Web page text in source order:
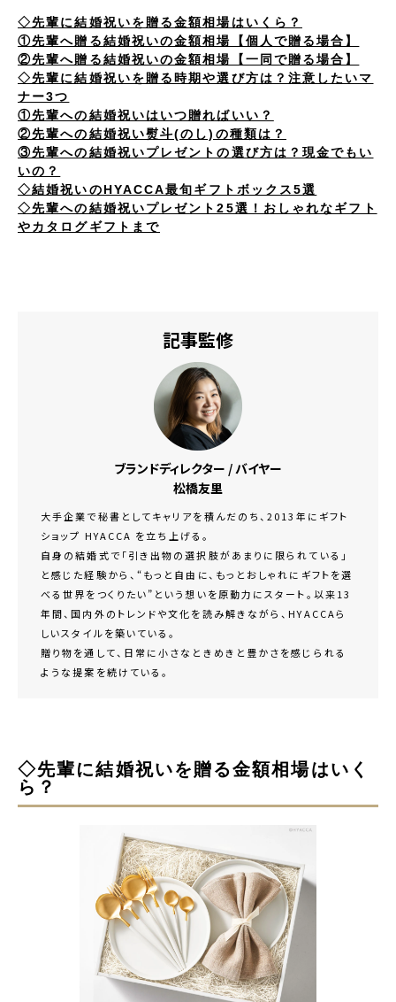
◇先輩に結婚祝いを贈る金額相場はいくら？
①先輩へ贈る結婚祝いの金額相場【個人で贈る場合】
②先輩へ贈る結婚祝いの金額相場【一同で贈る場合】
◇先輩に結婚祝いを贈る時期や選び方は？注意したいマ
ナー3つ
①先輩への結婚祝いはいつ贈ればいい？
②先輩への結婚祝い熨斗(のし)の種類は？
③先輩への結婚祝いプレゼントの選び方は？現金でもい
いの？
◇結婚祝いのHYACCA最旬ギフトボックス5選
◇先輩への結婚祝いプレゼント25選！おしゃれなギフト
やカタログギフトまで
記事監修
ブランドディレクター / バイヤー
松橋友里
大手企業で秘書としてキャリアを積んだのち、2013年にギフト
ショップ HYACCA を立ち上げる。
自身の結婚式で「引き出物の選択肢があまりに限られている」
と感じた経験から、“もっと自由に、もっとおしゃれにギフトを選
べる世界をつくりたい”という想いを原動力にスタート。以来13
年間、国内外のトレンドや文化を読み解きながら、HYACCAら
しいスタイルを築いている。
贈り物を通して、日常に小さなときめきと豊かさを感じられる
ような提案を続けている。
◇先輩に結婚祝いを贈る金額相場はいく
ら？